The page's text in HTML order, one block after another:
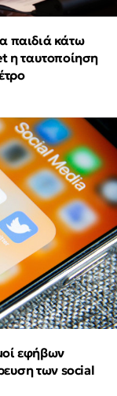
παιδιά κάτω
η ταυτοποίηση
εφήβων
των social